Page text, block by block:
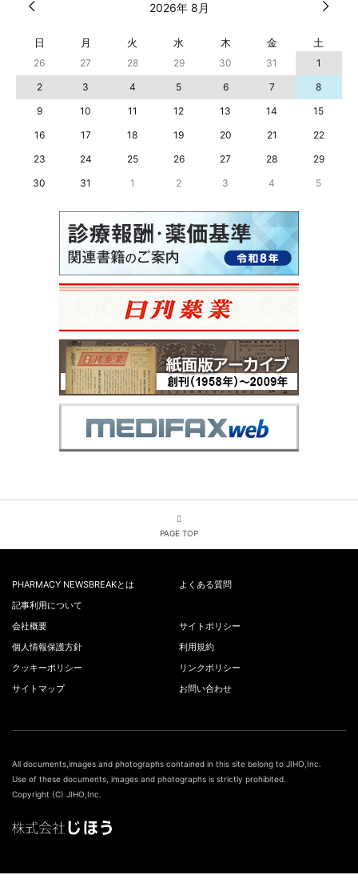
2026年 8月
日 月 火 水 木 金 土
26 27 28 29 30 31
1
2
3 4 5 6 7
8
9
10 11 12 13 14
15
16
17 18 19 20 21
22
23
24 25 26 27 28
29
30
31 1 2 3 4 5
PAGE TOP
PHARMACY NEWSBREAKとは
よくある質問
記事利用について
会社概要
サイトポリシー
個人情報保護方針
利用規約
クッキーポリシー
リンクポリシー
サイトマップ
お問い合わせ
All documents,images and photographs contained in this site belong to JIHO,Inc.
Use of these documents, images and photographs is strictly prohibited.
Copyright (C) JIHO,Inc.